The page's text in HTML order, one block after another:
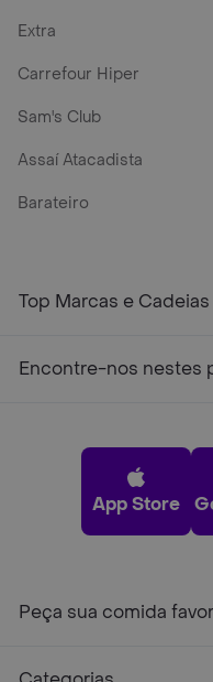
Extra
Carrefour Hiper
Sam's Club
Assaí Atacadista
Barateiro
Top Marcas e
Encontre-nos nestes
App Store
Peça sua comida